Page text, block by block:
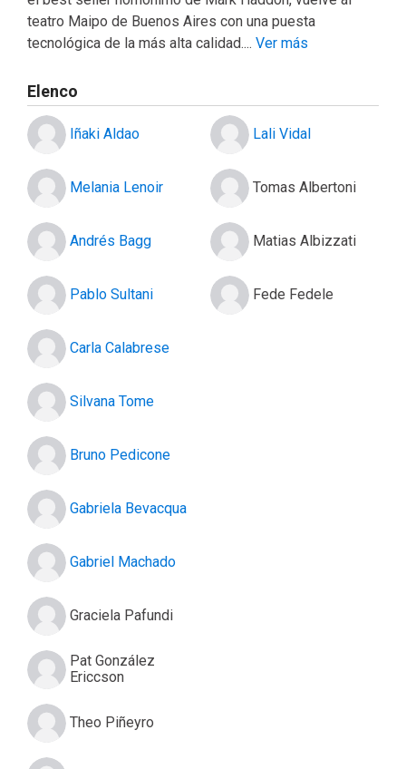
teatro Maipo de Buenos Aires con una puesta
tecnológica de la más alta calidad.... Ver más
Elenco
Iñaki Aldao
Melania Lenoir
Andrés Bagg
Pablo Sultani
Carla Calabrese
Silvana Tome
Bruno Pedicone
Gabriela Bevacqua
Gabriel Machado
Graciela Pafundi
Pat González
Ericcson
Theo Piñeyro
Lali Vidal
Tomas Albertoni
Matias Albizzati
Fede Fedele